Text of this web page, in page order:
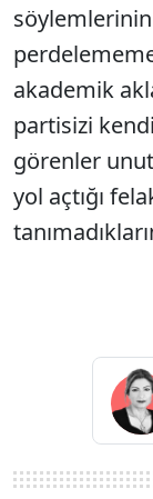
akademik
partisizi
görenler
yol açtığı